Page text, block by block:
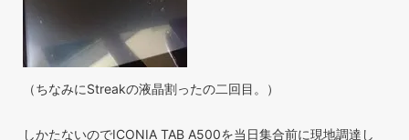
（ちなみにStreakの液晶割ったの二回目。）
しかたないのでICONIA TAB A500を当日集合前に現地調達し